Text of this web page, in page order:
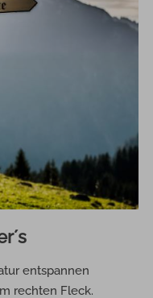
entspannen
rechten Fleck.